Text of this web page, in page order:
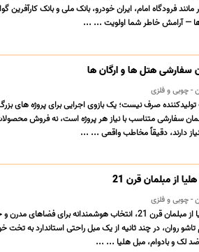
— آرامش خاطر شما اولویت ... ...
سفارشی هتل ها و ارگان ها
مبلمان قرن 21 یک تولیدکننده صرف نیست؛ یک بازوی اجرایی برای
سفارشی متناسب با نیاز هر پروژه است، نه فروش
دارند، دقیقاً مخاطب واقعی ... ...
از مبلمان قرن 21
⭐️ مبل تخت خوابشو هلیا از مبلمان قرن 21، انتخاب
روان، در چند ثانیه از یک مبل راحتی استاندارد به
لک و بادوام، مبل هلیا ... ...